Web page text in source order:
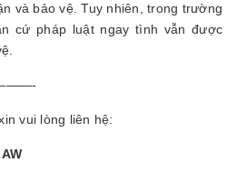
và bảo vệ. Tuy nhiên, trong trường
cứ pháp luật ngay tình vẫn được
vui lòng liên hệ: